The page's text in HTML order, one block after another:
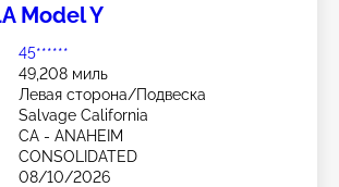
Model Y
45******
49,208 миль
Левая сторона/Подвеска
Salvage California
CA - ANAHEIM
CONSOLIDATED
08/10/2026